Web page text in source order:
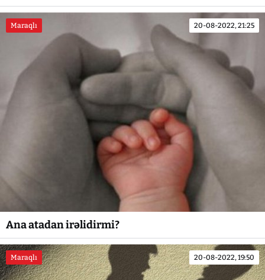
Maraqlı 20-08-2022, 21:25
Ana atadan irəlidirmi?
Maraqlı 20-08-2022, 19:50